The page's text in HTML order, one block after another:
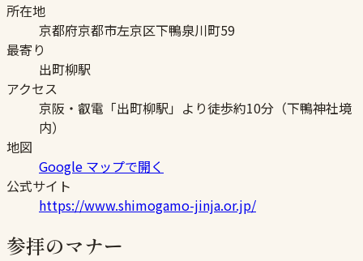
所在地
京都府京都市左京区下鴨泉川町59
最寄り
出町柳駅
アクセス
京阪・叡電「出町柳駅」より徒歩約10分（下鴨神社境
内）
地図
Google マップで開く
公式サイト
https://www.shimogamo-jinja.or.jp/
参拝のマナー